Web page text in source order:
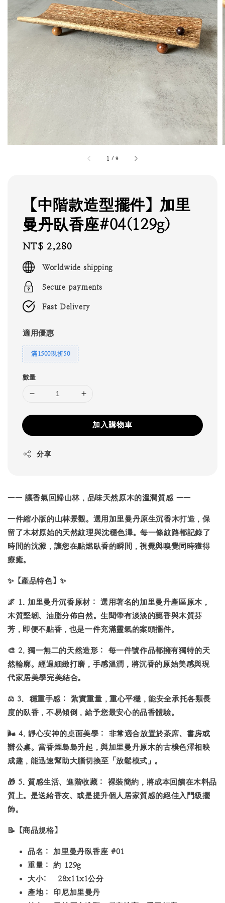
1 /9
【中階款造型擺件】加里
曼丹臥香座#04(129g)
Regular
price
NT$ 2,280
Worldwide shipping
Secure payments
Fast Delivery
適用優惠
滿1500現折50
數量
加入購物車
分享
—— 讓香氣回歸山林，品味天然原木的溫潤質感 ——
一件縮小版的山林景觀。選用 加里曼丹原生沉香木打造，保
留了木材原始的天然紋理與沈穩色澤。每一條紋路都記錄了
時間的沈澱，讓您在點燃臥香的瞬間，視覺與嗅覺同時獲得
療癒。
✨【產品特色】✨
🌌 1. 加里曼丹沉香原材：
選用著名的加里曼丹產區原木，
木質堅韌、油脂分佈自然。生聞帶有淡淡的藥香與木質芬
芳，即便不點香，也是一件充滿靈氣的案頭擺件。
🎨 2.獨一無二的天然造形：
每一件號作品都擁有獨特的天
然輪廓。經過細緻打磨，手感溫潤，將沉香的原始美感與現
代家居美學完美結合。
⚖️ 3. 穩重手感：
紮實重量，重心平穩，能安全承托各類長
度的臥香，不易傾倒，給予您最安心的品香體驗。
🌬️4.靜心安神的桌面美學：
非常適合放置於茶席、書房或
辦公桌。當香煙裊裊升起，與加里曼丹原木的古樸色澤相映
成趣，能迅速幫助大腦切換至「放鬆模式」。
🎁5.質感生活、進階收藏：
裸裝簡約，將成本回饋在木料品
質上。是送給香友、或是提升個人居家質感的絕佳入門級擺
飾。
📝 【商品規格】
品名：
加里曼丹臥香座 #01
重量：
約 129g
大小: 28x11x1公分
產地：
印尼加里曼丹